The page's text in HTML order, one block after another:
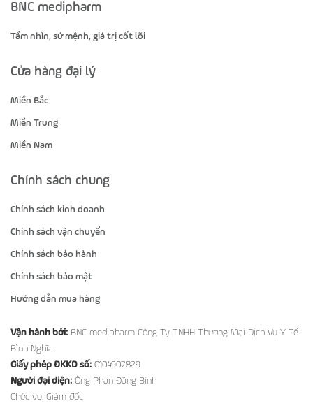
BNC medipharm
Tầm nhìn, sứ mệnh, giá trị cốt lõi
Cửa hàng đại lý
Miền Bắc
Miền Trung
Miền Nam
Chính sách chung
Chính sách kinh doanh
Chính sách vận chuyển
Chính sách bảo hành
Chính sách bảo mật
Hướng dẫn mua hàng
Vận hành bởi: BNC medipharm Công Ty TNHH Thương Mại Dịch Vụ Y Tế
Bình Nghĩa
Giấy phép ĐKKD số: 0104907829
Người đại diện: Ông Phan Đăng Bình
Chức vụ: Giám đốc